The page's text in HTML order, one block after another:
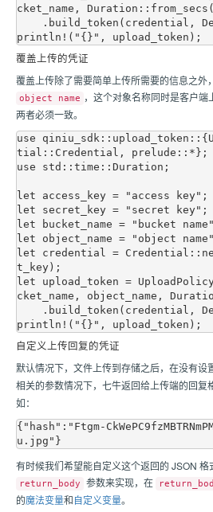
cket_name,
覆盖上传的凭证
覆盖上传除了需要简单上传所需要的信息之外
object name ，这个对象名称同时是客户端
两者必须一致。
use
tial::Credential, prelude::*};
use std::time::Duration;
let access_key = "access key";
let secret_key = "secret key";
let bucket_name = "bucket
let object_name = "object
let credential =
t_key);
let upload_token =
cket_name, object_name,
自定义上传回复的凭证
默认情况下，文件上传到存储之后，在没有设
相关的参数情况下， 七牛返回给上传端的回复
如：
{"hash":"Ftgm-
有时候我们希望能自定义这个返回的 JSON
return_body 参数来实现，在
的魔法变量和自定义变量。